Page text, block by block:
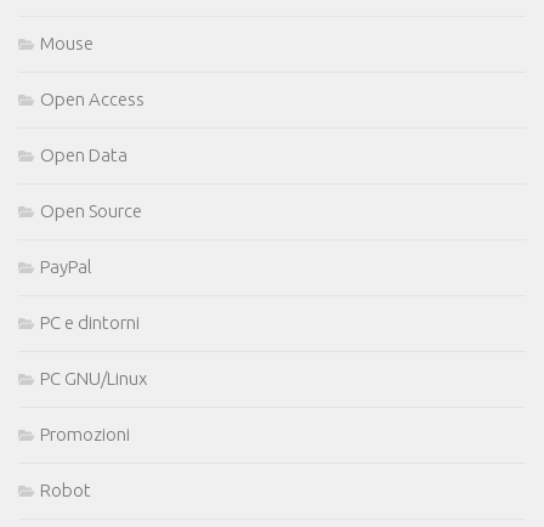
Mouse
Open Access
Open Data
Open Source
PayPal
PC e dintorni
PC GNU/Linux
Promozioni
Robot